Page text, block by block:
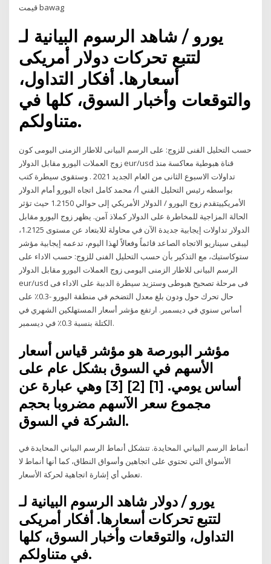
قیمت bawag
شاهد الرسوم البيانية لـ ‎يورو /
دولار أمريكى‎ لتتبع تحركات
أسعارها. أفكار التداول،
والتوقعات وأخبار السوق، كلها في
متناولكم.
حسب التحليل الفنى للزوج: على الرسم البيانى للاطار الزمنى اليومى كون
زوج العملات اليورو مقابل الدولار eur/usd قناة هبوطية معاكسة منذ
تداولات الاسبوع الثانى من العام الجديد 2021 . وستقوى سيطرة كتب
بواسطه رئيس التحليل الفني أ/ محمد كامل اتجاه اليورو أمام الدولار
الأمريكييتقدم زوج اليورو / الدولار الأمريكي إلى حوالي 1.2150 حيث تؤثر
الحالة المزاجية للمخاطرة على الدولار كملاذ آمن. يظهر زوج اليورو مقابل
الدولار تداولات إيجابية جديدة الآن في محاولة للابتعاد عن مستوى 1.2125،
ليبقى سيناريو الاتجاه الصاعد قائماً وفعالاً لهذا اليوم، تدعمه إيجابية مؤشر
ستوكاستيك، مع التذكير بأن حسب التحليل الفنى للزوج: حسب الاداء على
الرسم البيانى للاطار الزمنى اليومى زوج العملات اليورو مقابل الدولار
eur/usd فى مرحلة تصحيح هبوطى وستزيد سيطرة الدببة على الاداء فى
حال تحرك حول ودون بلغ معدل التضخم في منطقة اليورو -0.3٪ على
أساس سنوي في ديسمبر. ارتفع مؤشر أسعار المستهلكين الشهري في
الكتلة بنسبة 0.3٪ في ديسمبر.
مؤشر البورصة هو مؤشر قياس أسعار
الأسهم في السوق بشكل عام على
أساس يومي. [1] [2] [3] وهي عبارة عن
مجموع سعر الآسهم مضروبا بحجم
الشركة في السوق.
أنماط الرسم البياني المحايدة. تتشكل أنماط الرسم البياني المحايدة في
الأسواق التي تحتوي على اتجاهين وأسواق النطاق، كما أنها أنماط لا
تعطي أي إشارة اتجاهية لحركة الأسعار.
شاهد الرسوم البيانية لـ ‎يورو / دولار
أمريكى‎ لتتبع تحركات أسعارها. أفكار
التداول، والتوقعات وأخبار السوق، كلها
في متناولكم.